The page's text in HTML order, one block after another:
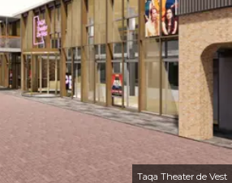
Taqa Theater de Vest